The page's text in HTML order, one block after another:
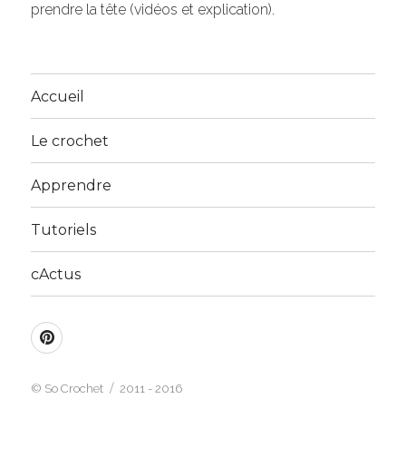
prendre la tête (vidéos et explication).
Accueil
Le crochet
Apprendre
Tutoriels
cActus
Pinterest
© So Crochet 2011 - 2016